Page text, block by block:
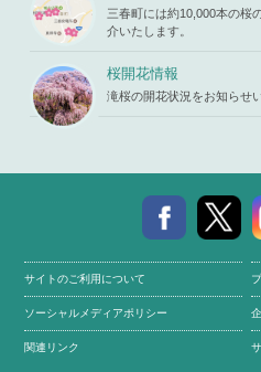
三春町には約10,000本の桜
介いたします。
桜開花情報
滝桜の開花状況をお知らせ
サイトのご利用について
ソーシャルメディアポリシー
関連リンク